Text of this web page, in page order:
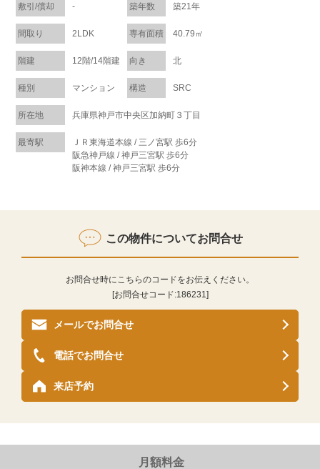
敷引/償却 - 築年数 築21年
間取り 2LDK 専有面積 40.79㎡
階建 12階/14階建 向き 北
種別 マンション 構造 SRC
所在地 兵庫県神戸市中央区加納町３丁目
最寄駅
ＪＲ東海道本線 / 三ノ宮駅 歩6分
阪急神戸線 / 神戸三宮駅 歩6分
阪神本線 / 神戸三宮駅 歩6分
この物件についてお問合せ
お問合せ時にこちらのコードをお伝えください。
[お問合せコード:186231]
メールでお問合せ
来店予約
電話でお問合せ
月額料金